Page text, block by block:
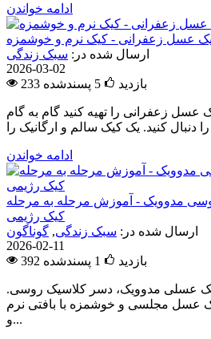
ادامه خواندن
عسل زعفرانی - کیک نرم و خوشمزه
ارسال شده در: سبک زندگی
2026-03-02
233 بازدید
5 پسندشده
عسل زعفرانی را تهیه کنید گام به گام
ادامه خواندن
مدوویک - آموزش مرحله به مرحله
کیک رژیمی
ارسال شده در: سبک زندگی, گوناگون
2026-02-11
392 بازدید
1 پسندشده
عسلی مدوویک، دسر کلاسیک روسی.
عسل مجلسی و خوشمزه با بافتی نرم
و...